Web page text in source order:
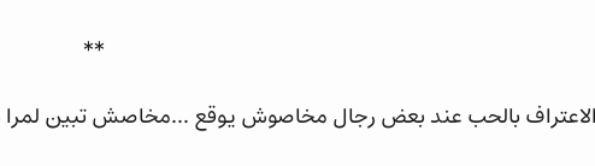
**
الاعتراف بالحب عند بعض رجال مخاصوش يوقع ...مخاصش تبين